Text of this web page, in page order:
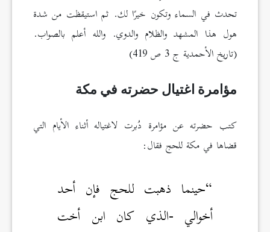
تحدث في السماء وتكون خيرًا لك. ثم استيقظت من شدة
هول هذا المشهد والظلام والدوي. والله أعلم بالصواب.
(تاريخ الأحمدية ج 3 ص 419)
مؤامرة اغتيال حضرته في مكة
كتب حضرته عن مؤامرة دُبرت لاغتياله أثناء الأيام التي
قضاها في مكة للحج فقال:
“حينما ذهبت للحج فإن أحد
أخوالي -الذي كان ابن أخت